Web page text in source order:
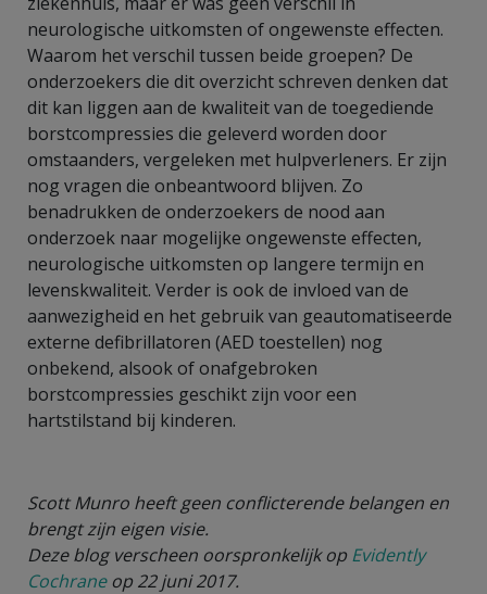
neurologische uitkomsten of ongewenste effecten.
Waarom het verschil tussen beide groepen? De
onderzoekers die dit overzicht schreven denken dat
dit kan liggen aan de kwaliteit van de toegediende
borstcompressies die geleverd worden door
omstaanders, vergeleken met hulpverleners. Er zijn
nog vragen die onbeantwoord blijven. Zo
benadrukken de onderzoekers de nood aan
onderzoek naar mogelijke ongewenste effecten,
neurologische uitkomsten op langere termijn en
levenskwaliteit. Verder is ook de invloed van de
aanwezigheid en het gebruik van geautomatiseerde
externe defibrillatoren (AED toestellen) nog
onbekend, alsook of onafgebroken
borstcompressies geschikt zijn voor een
hartstilstand bij kinderen.
Scott Munro heeft geen conflicterende belangen en
brengt zijn eigen visie.
Deze blog verscheen oorspronkelijk op Evidently
Cochraneop 22 juni 2017.